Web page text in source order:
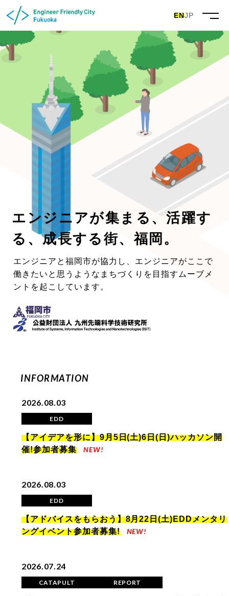
ENJP
エンジニアが集まる、活躍す
る、成長する街、福岡。
エンジニアと福岡市が協力し、エンジニアがここで
働きたいと思うような まちづくりを目指すムーブメ
ントを起こしています。
INFORMATION
2026.08.03
EDD
【アイデアを形に】9月5日(土)6日(日)ハッカソン開
催!参加者募集
2026.08.03
EDD
【アドバイスをもらおう】8月22日(土)EDDメンタリ
ングイベント参加者募集!
2026.07.24
CATAPULT REPORT